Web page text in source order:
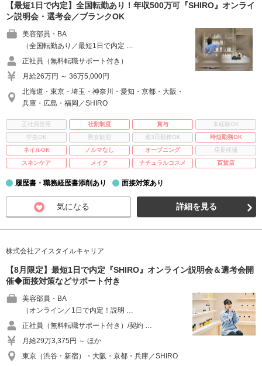
【最短1日で内定】全国転勤あり！年収500万可『SHIRO』オンライ
ン説明会・選考会／ブランクOK
美容部員・BA
（全国転勤あり／最短1日で内定 …
正社員（無料転職サポート付き）
月給26万円 ～ 36万5,000円
北海道・東京・埼玉・神奈川・愛知・京都・大阪・
兵庫・広島・福岡／SHIRO
正社員登用 社割制度 賞与
未経験OK
学生OK
男女歓迎 週3日勤務OK
時短勤務OK
ネイルOK
ノルマなし オープニング
店長候補
スキンケア
メイク ナチュラルコスメ 百貨店
履歴書・職務経歴書添削あり 面接対策あり
気になる 詳細を見る
株式会社アイスタイルキャリア
【8月限定】最短1日で内定『SHIRO』オンライン説明会＆選考会開
催◆面接対策などサポート付き
美容部員・BA
（オンライン／1日で内定！説明 …
正社員（無料転職サポート付き）/契約 …
月給29万3,375円 ～ ほか
東京（渋谷・新宿）・大阪・京都・兵庫／SHIRO